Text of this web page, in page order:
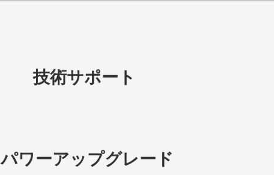
技術サポート
パワーアップグレード